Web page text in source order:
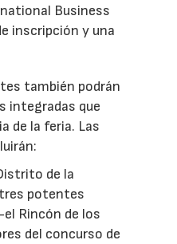
Business
inscripción y una
también podrán
integradas que
de la feria. Las
de la
potentes
Rincón de los
del concurso de